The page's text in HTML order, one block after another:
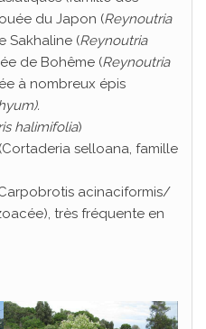
du Japon (Reynoutria
Sakhaline (Reynoutria
de Bohême (Reynoutria
à nombreux épis
halimifolia)
selloana, famille
acinaciformis/
très fréquente en